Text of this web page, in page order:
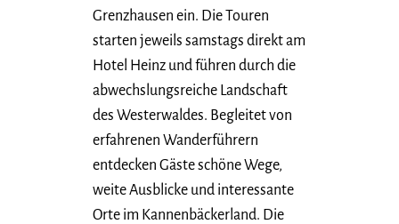
Grenzhausen ein. Die Touren
starten jeweils samstags direkt am
Hotel Heinz und führen durch die
abwechslungsreiche Landschaft
des Westerwaldes. Begleitet von
erfahrenen Wanderführern
entdecken Gäste schöne Wege,
weite Ausblicke und interessante
Orte im Kannenbäckerland. Die